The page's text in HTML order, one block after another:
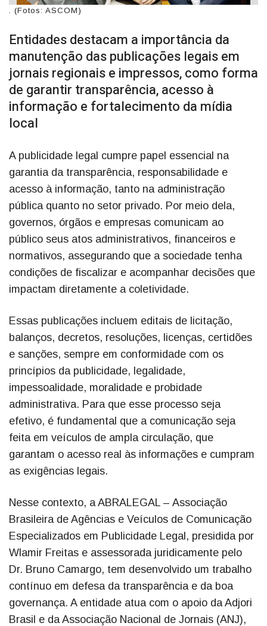
. (Fotos: ASCOM)
Entidades destacam a importância da
manutenção das publicações legais em
jornais regionais e impressos, como forma
de garantir transparência, acesso à
informação e fortalecimento da mídia
local
A publicidade legal cumpre papel essencial na
garantia da transparência, responsabilidade e
acesso à informação, tanto na administração
pública quanto no setor privado. Por meio dela,
governos, órgãos e empresas comunicam ao
público seus atos administrativos, financeiros e
normativos, assegurando que a sociedade tenha
condições de fiscalizar e acompanhar decisões que
impactam diretamente a coletividade.
Essas publicações incluem editais de licitação,
balanços, decretos, resoluções, licenças, certidões
e sanções, sempre em conformidade com os
princípios da publicidade, legalidade,
impessoalidade, moralidade e probidade
administrativa. Para que esse processo seja
efetivo, é fundamental que a comunicação seja
feita em veículos de ampla circulação, que
garantam o acesso real às informações e cumpram
as exigências legais.
Nesse contexto, a ABRALEGAL – Associação
Brasileira de Agências e Veículos de Comunicação
Especializados em Publicidade Legal, presidida por
Wlamir Freitas e assessorada juridicamente pelo
Dr. Bruno Camargo, tem desenvolvido um trabalho
contínuo em defesa da transparência e da boa
governança. A entidade atua com o apoio da Adjori
Brasil e da Associação Nacional de Jornais (ANJ),